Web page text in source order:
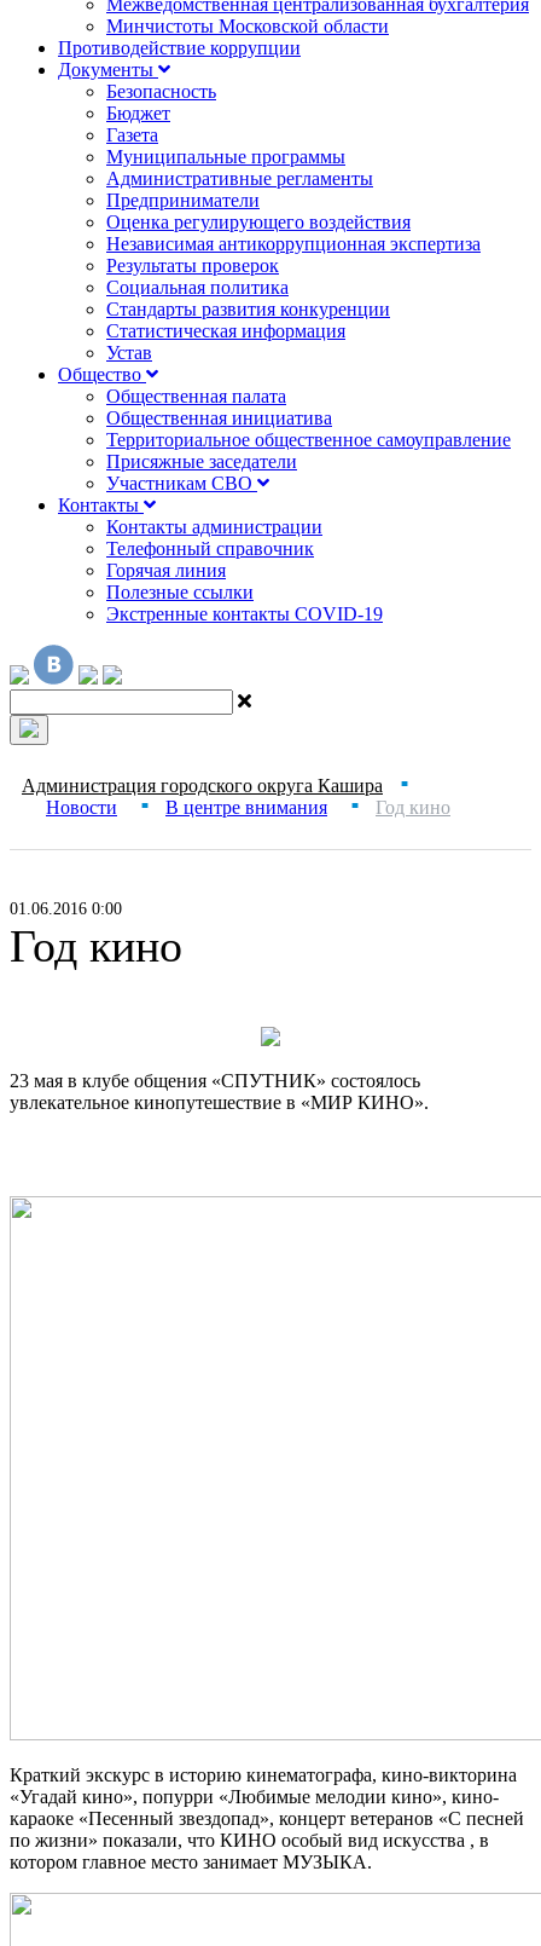
Межведомственная централизованная бухгалтерия
Минчистоты Московской области
Противодействие коррупции
Документы
Безопасность
Бюджет
Газета
Муниципальные программы
Административные регламенты
Предприниматели
Оценка регулирующего воздействия
Независимая антикоррупционная экспертиза
Результаты проверок
Социальная политика
Стандарты развития конкуренции
Статистическая информация
Устав
Общество
Общественная палата
Общественная инициатива
Территориальное общественное самоуправление
Присяжные заседатели
Участникам СВО
Контакты
Контакты администрации
Телефонный справочник
Горячая линия
Полезные ссылки
Экстренные контакты COVID-19
Администрация городского округа Кашира ■
Новости ■ В центре внимания ■ Год кино
01.06.2016 0:00
Год кино
23 мая в клубе общения «СПУТНИК» состоялось
увлекательное кинопутешествие в «МИР КИНО».
Краткий экскурс в историю кинематографа, кино-викторина
«Угадай кино», попурри «Любимые мелодии кино», кино-
караоке «Песенный звездопад», концерт ветеранов «С песней
по жизни» показали, что КИНО особый вид искусства , в
котором главное место занимает МУЗЫКА.